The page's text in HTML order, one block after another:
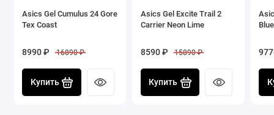
Asics Gel Cumulus 24 Gore
Tex Coast
8990 ₽ 16890 ₽
Купить
Asics Gel Excite Trail 2
Carrier Neon Lime
8590 ₽ 15890 ₽
Купить
Blue